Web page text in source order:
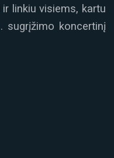
linkiu visiems, kartu
sugrįžimo koncertinį